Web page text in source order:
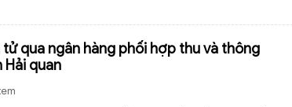
qua ngân hàng phối hợp thu và thông
Hải quan